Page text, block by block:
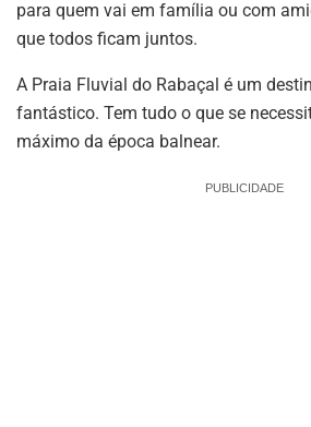
para quem vai em família ou com
que todos ficam juntos.
A Praia Fluvial do Rabaçal é um
fantástico. Tem tudo o que se
máximo da época balnear.
PUBLICIDADE